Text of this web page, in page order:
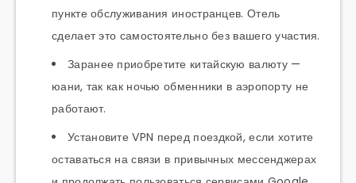
пункте обслуживания иностранцев. Отель
сделает это самостоятельно без вашего участия.
Заранее приобретите китайскую валюту —
юани, так как ночью обменники в аэропорту не
работают.
Установите VPN перед поездкой, если хотите
оставаться на связи в привычных мессенджерах